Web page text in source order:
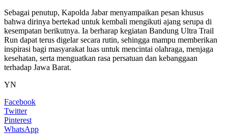
Sebagai penutup, Kapolda Jabar menyampaikan pesan khusus
bahwa dirinya bertekad untuk kembali mengikuti ajang serupa di
kesempatan berikutnya. Ia berharap kegiatan Bandung Ultra Trail
Run dapat terus digelar secara rutin, sehingga mampu memberikan
inspirasi bagi masyarakat luas untuk mencintai olahraga, menjaga
kesehatan, serta menguatkan rasa persatuan dan kebanggaan
terhadap Jawa Barat.
YN
Facebook
Twitter
Pinterest
WhatsApp